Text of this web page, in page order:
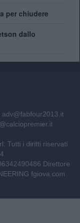
per chiudere
dallo
adv@fabfour2013.it
Tutti i diritti riservati
Direttore
fgiova.com